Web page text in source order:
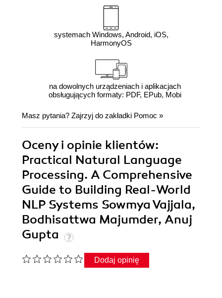
systemach Windows, Android, iOS,
HarmonyOS
na dowolnych urządzeniach i aplikacjach
obsługujących formaty: PDF, EPub, Mobi
Masz pytania? Zajrzyj do zakładki Pomoc »
Oceny i opinie klientów:
Practical Natural Language
Processing. A Comprehensive
Guide to Building Real-World
NLP Systems Sowmya Vajjala,
Bodhisattwa Majumder, Anuj
Gupta
Dodaj opinię